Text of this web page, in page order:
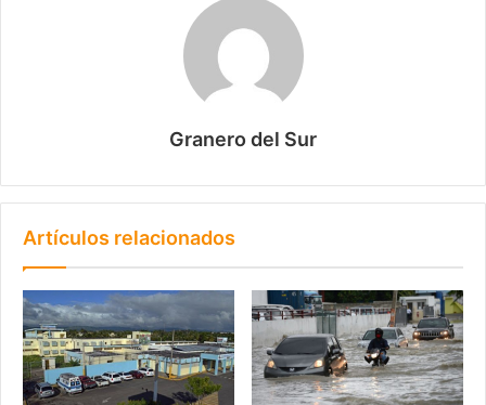
Granero del Sur
Artículos relacionados